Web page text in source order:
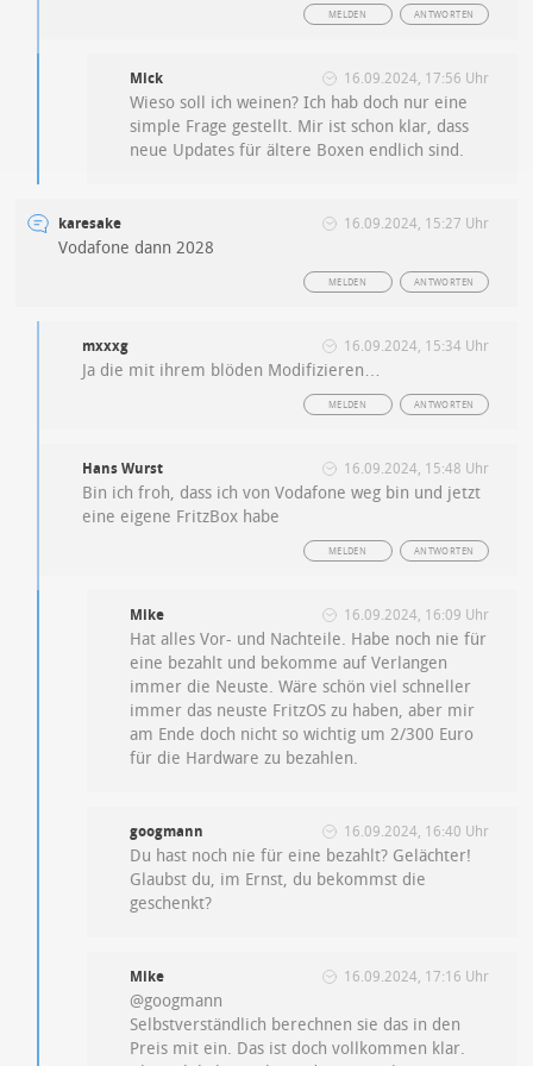
ANTWORTEN
MELDEN
Mick 16.09.2024, 17:56 Uhr
Wieso soll ich weinen? Ich hab doch nur eine
simple Frage gestellt. Mir ist schon klar, dass
neue Updates für ältere Boxen endlich sind.
karesake 16.09.2024, 15:27 Uhr
Vodafone dann 2028
ANTWORTEN
MELDEN
mxxxg 16.09.2024, 15:34 Uhr
Ja die mit ihrem blöden Modifizieren…
ANTWORTEN
MELDEN
Hans Wurst 16.09.2024, 15:48 Uhr
Bin ich froh, dass ich von Vodafone weg bin und jetzt
eine eigene FritzBox habe
ANTWORTEN
MELDEN
Mike 16.09.2024, 16:09 Uhr
Hat alles Vor- und Nachteile. Habe noch nie für
eine bezahlt und bekomme auf Verlangen
immer die Neuste. Wäre schön viel schneller
immer das neuste FritzOS zu haben, aber mir
am Ende doch nicht so wichtig um 2/300 Euro
für die Hardware zu bezahlen.
googmann 16.09.2024, 16:40 Uhr
Du hast noch nie für eine bezahlt? Gelächter!
Glaubst du, im Ernst, du bekommst die
geschenkt?
Mike 16.09.2024, 17:16 Uhr
@googmann
Selbstverständlich berechnen sie das in den
Preis mit ein. Das ist doch vollkommen klar.